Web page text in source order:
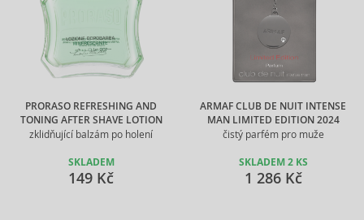
PRORASO REFRESHING AND
TONING AFTER SHAVE LOTION
zklidňující balzám po holení
SKLADEM
149 Kč
ARMAF CLUB DE NUIT INTENSE
MAN LIMITED EDITION 2024
čistý parfém pro muže
SKLADEM 2 KS
1 286 Kč